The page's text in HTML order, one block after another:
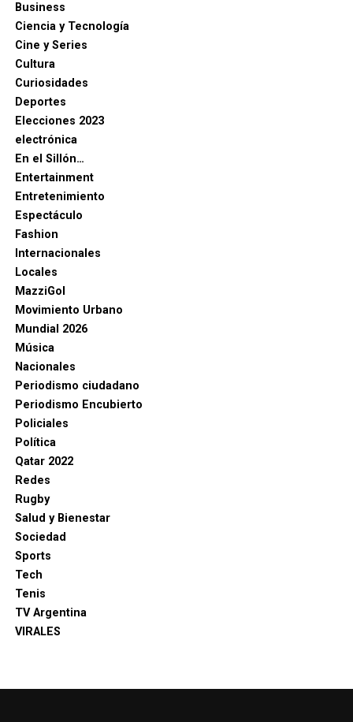
Business
Ciencia y Tecnología
Cine y Series
Cultura
Curiosidades
Deportes
Elecciones 2023
electrónica
En el Sillón…
Entertainment
Entretenimiento
Espectáculo
Fashion
Internacionales
Locales
MazziGol
Movimiento Urbano
Mundial 2026
Música
Nacionales
Periodismo ciudadano
Periodismo Encubierto
Policiales
Política
Qatar 2022
Redes
Rugby
Salud y Bienestar
Sociedad
Sports
Tech
Tenis
TV Argentina
VIRALES